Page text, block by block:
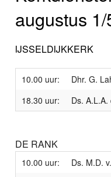
augustus 1/
IJSSELDIJKKERK
10.00 uur:
Dhr. G.
18.30 uur:
Ds.
DE RANK
10.00 uur:
Ds. M.D.